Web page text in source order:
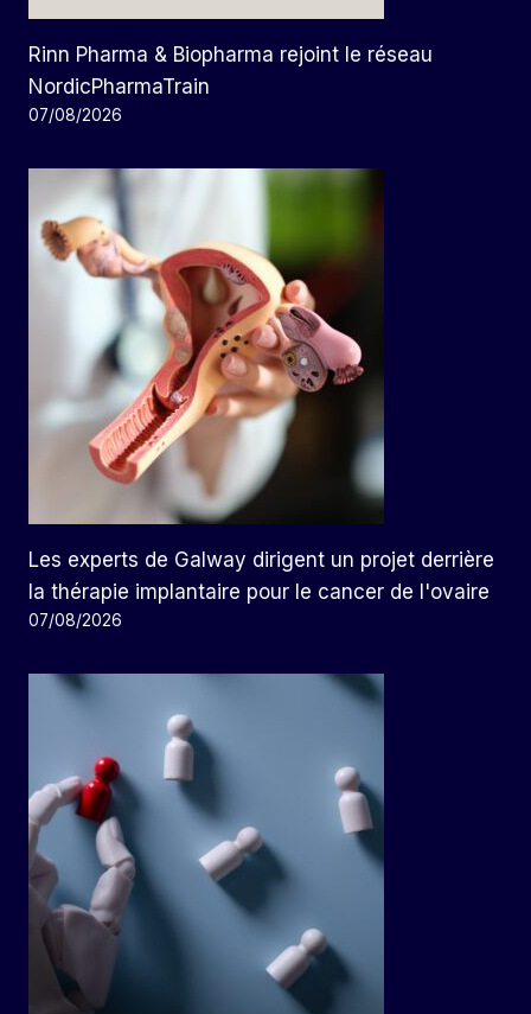
Rinn Pharma & Biopharma rejoint le réseau
NordicPharmaTrain
07/08/2026
Les experts de Galway dirigent un projet derrière
la thérapie implantaire pour le cancer de l'ovaire
07/08/2026